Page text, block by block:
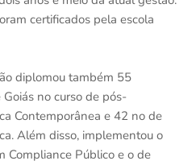
certificados pela escola
diplomou também 55
no curso de pós-
Contemporânea e 42 no de
Além disso, implementou o
Compliance Público e o de